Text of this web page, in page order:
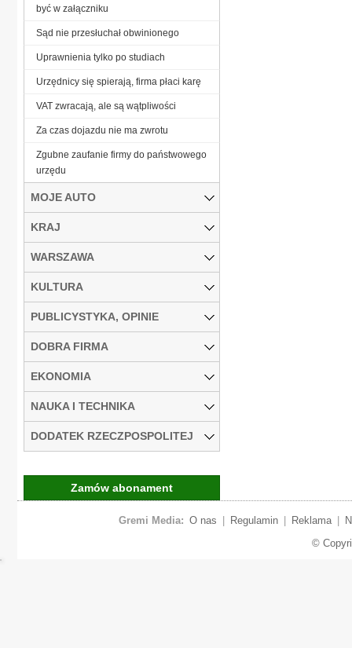
być w załączniku
Sąd nie przesłuchał obwinionego
Uprawnienia tylko po studiach
Urzędnicy się spierają, firma płaci karę
VAT zwracają, ale są wątpliwości
Za czas dojazdu nie ma zwrotu
Zgubne zaufanie firmy do państwowego
urzędu
MOJE AUTO
KRAJ
WARSZAWA
KULTURA
PUBLICYSTYKA, OPINIE
DOBRA FIRMA
EKONOMIA
NAUKA I TECHNIKA
DODATEK RZECZPOSPOLITEJ
Zamów abonament
Gremi Media: O nas Regulamin Reklama
©